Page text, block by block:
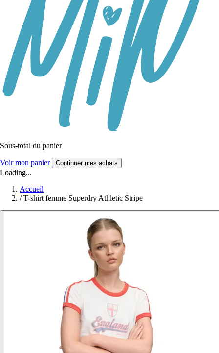
Sous-total du panier
Voir mon panier Continuer mes achats
Loading...
Accueil
/ T-shirt femme Superdry Athletic Stripe